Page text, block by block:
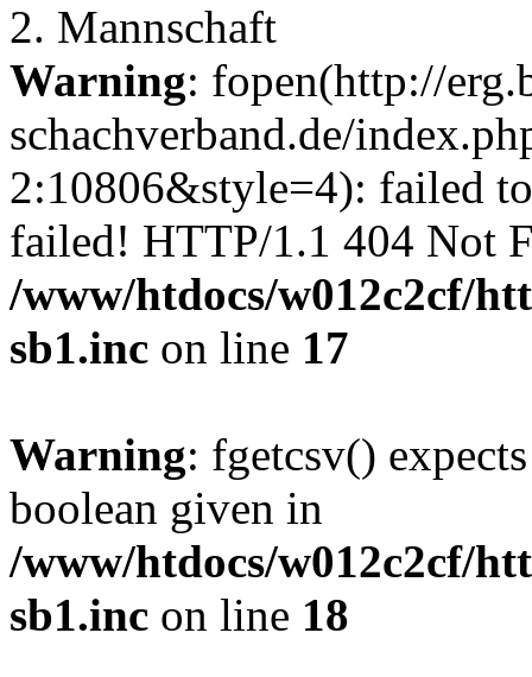
2. Mannschaft
Warning: fopen(http://
schachverband.de/
2:10806&style=4): failed
failed! HTTP/1.1 404 Not
/www/htdocs/w012c2cf/
sb1.inc on line 17
Warning: fgetcsv()
boolean given in
/www/htdocs/w012c2cf/
sb1.inc on line 18